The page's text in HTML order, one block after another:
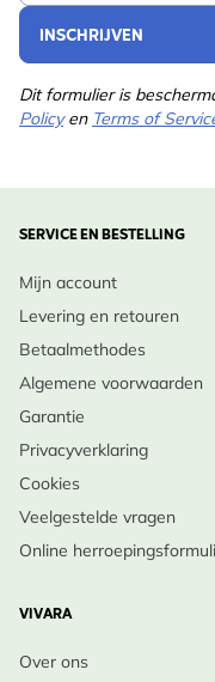
INSCHRIJVEN
Dit formulier is
Policyen Terms of
SERVICE EN BESTELLING
Mijn account
Levering en retouren
Betaalmethodes
Algemene voorwaarden
Garantie
Privacyverklaring
Cookies
Veelgestelde vragen
Online
VIVARA
Over ons